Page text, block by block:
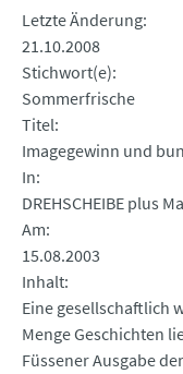
Letzte Änderung
21.10.2008
Stichwort(e)
Sommerfrische
Titel
Imagegewinn und
In
DREHSCHEIBE plus
Am
15.08.2003
Inhalt
Eine gesellschaftlich
Menge Geschichten
Füssener Ausgabe